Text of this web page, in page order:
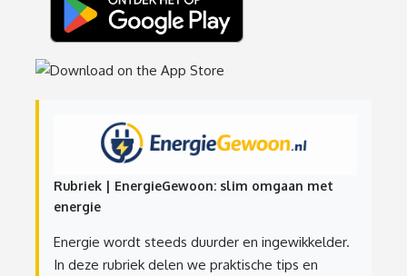
Rubriek | EnergieGewoon: slim omgaan met
energie
Energie wordt steeds duurder en ingewikkelder.
In deze rubriek delen we praktische tips en